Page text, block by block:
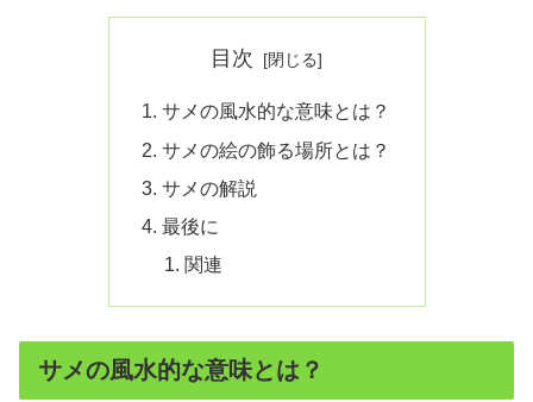
目次
サメの風水的な意味とは？
サメの絵の飾る場所とは？
サメの解説
最後に
関連
サメの風水的な意味とは？